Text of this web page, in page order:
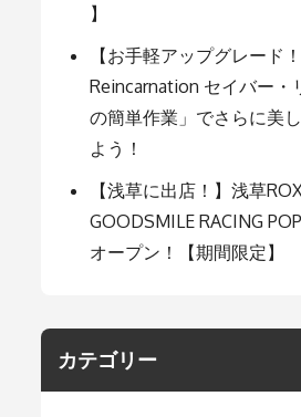
】
【お手軽アップグレード！
Reincarnation セイバー・
の簡単作業」でさらに美
よう！
【浅草に出店！】浅草
GOODSMILE RACING
オープン！【期間限定】
カテゴリー